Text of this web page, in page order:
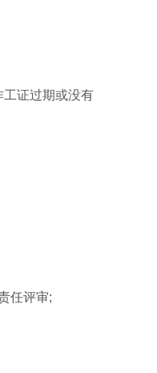
工证过期或没有
任评审;